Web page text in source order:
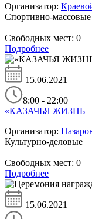
Организатор:
Спортивно-массовые
Свободных мест: 0
Подробнее
15.06.2021
8:00 - 22:00
«КАЗАЧЬЯ ЖИЗНЬ
Организатор:
Культурно-деловые
Свободных мест: 0
Подробнее
15.06.2021